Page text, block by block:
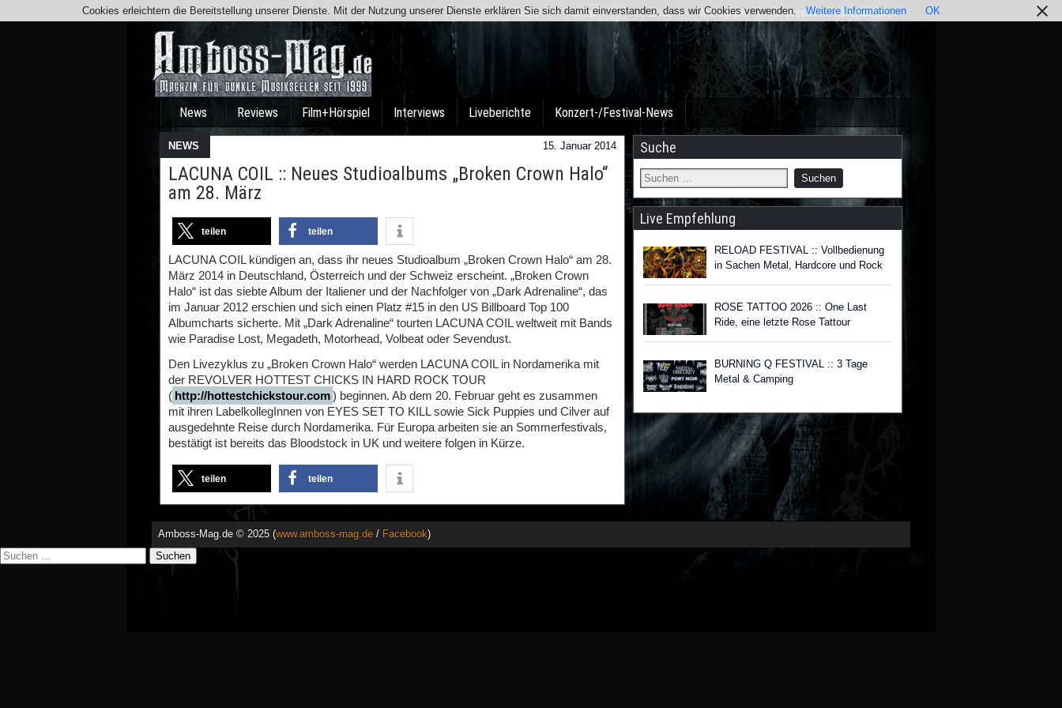
Team Kontakt Facebook Instagram Impressum / Datenschutz
News Reviews Film+Hörspiel Interviews Liveberichte Konzert-/Festival-News
NEWS 15. Januar 2014
LACUNA COIL :: Neues Studioalbums „Broken Crown Halo“
am 28. März
teilen teilen
LACUNA COIL kündigen an, dass ihr neues Studioalbum „Broken Crown Halo“ am 28.
März 2014 in Deutschland, Österreich und der Schweiz erscheint. „Broken Crown
Halo“ ist das siebte Album der Italiener und der Nachfolger von „Dark Adrenaline“, das
im Januar 2012 erschien und sich einen Platz #15 in den US Billboard Top 100
Albumcharts sicherte. Mit „Dark Adrenaline“ tourten LACUNA COIL weltweit mit Bands
wie Paradise Lost, Megadeth, Motorhead, Volbeat oder Sevendust.
Den Livezyklus zu „Broken Crown Halo“ werden LACUNA COIL in Nordamerika mit
der REVOLVER HOTTEST CHICKS IN HARD ROCK TOUR
( http://hottestchickstour.com) beginnen. Ab dem 20. Februar geht es zusammen
mit ihren LabelkollegInnen von EYES SET TO KILL sowie Sick Puppies und Cilver auf
ausgedehnte Reise durch Nordamerika. Für Europa arbeiten sie an Sommerfestivals,
bestätigt ist bereits das Bloodstock in UK und weitere folgen in Kürze.
teilen teilen
Suche
Live Empfehlung
RELOAD FESTIVAL :: Vollbedienung
in Sachen Metal, Hardcore und Rock
ROSE TATTOO 2026 :: One Last
Ride, eine letzte Rose Tattour
BURNING Q FESTIVAL :: 3 Tage
Metal & Camping
Amboss-Mag.de © 2025 (www.amboss-mag.de / Facebook)
Cookies erleichtern die Bereitstellung unserer Dienste. Mit der Nutzung unserer Dienste erklären Sie sich damit einverstanden, dass wir Cookies verwenden. Weitere Informationen OK